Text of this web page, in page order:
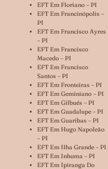
EFT Em Floriano – PI
EFT Em Francinópolis –
PI
EFT Em Francisco Ayres
– PI
EFT Em Francisco
Macedo – PI
EFT Em Francisco
Santos – PI
EFT Em Fronteiras – PI
EFT Em Geminiano – PI
EFT Em Gilbués – PI
EFT Em Guadalupe – PI
EFT Em Guaribas – PI
EFT Em Hugo Napoleão
– PI
EFT Em Ilha Grande – PI
EFT Em Inhuma – PI
EFT Em Ipiranga Do